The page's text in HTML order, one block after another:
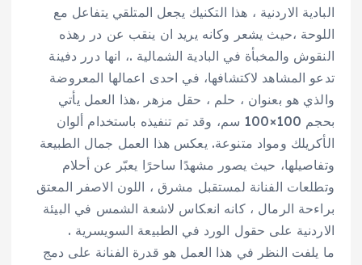
البادية الاردنية ، هذا التكنيك يجعل المتلقي يتفاعل مع
اللوحة ،حيث يشعر وكانه يريد ان ينقب عن در رهذه
النقوش والمخبأة في البادية الشمالية .، انها درر دفينة
تدعو المشاهد لاكتشافها، في احدى اعمالها المعروضة
والذي هو بعنوان ، حلم ، حقل مزهر ،هذا العمل يأتي
بحجم 100×100 سم، وقد تم تنفيذه باستخدام ألوان
الأكريلك ومواد متنوعة. يعكس هذا العمل جمال الطبيعة
وتفاصيلها، حيث يصور مشهدًا ساحرًا يعبّر عن أحلام
وتطلعات الفنانة لمستقبل مشرق ، اللون الاصفر المعتق
براءحة الرمال ، كانه انعكاس لاشعة الشمس في البيئة
الاردنية على حقول الورد في الطبيعة السويسرية .
ما يلفت النظر في هذا العمل هو قدرة الفنانة على دمج